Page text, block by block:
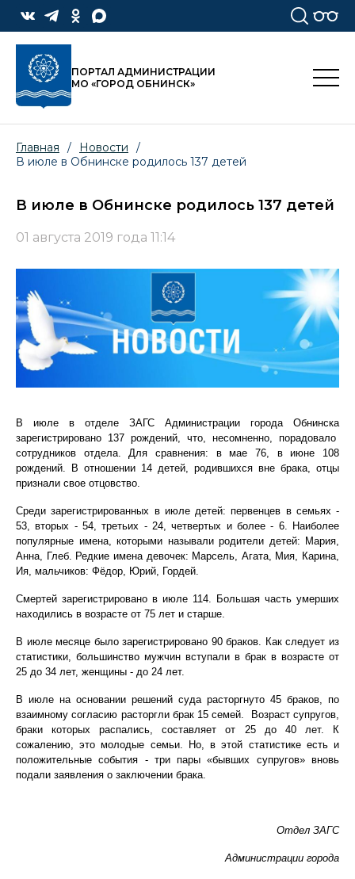
ПОРТАЛ АДМИНИСТРАЦИИ
МО «ГОРОД ОБНИНСК»
Главная / Новости
/
В июле в Обнинске родилось 137 детей
В июле в Обнинске родилось 137 детей
01 августа 2019 года 11:14
В июле в отделе ЗАГС Администрации города Обнинска
зарегистрировано 137 рождений, что, несомненно, порадовало
сотрудников отдела. Для сравнения: в мае 76, в июне 108
рождений. В отношении 14 детей, родившихся вне брака, отцы
признали свое отцовство.
Среди зарегистрированных в июле детей: первенцев в семьях -
53, вторых - 54, третьих - 24, четвертых и более - 6. Наиболее
популярные имена, которыми называли родители детей: Мария,
Анна, Глеб. Редкие имена девочек: Марсель, Агата, Мия, Карина,
Ия, мальчиков: Фёдор, Юрий, Гордей.
Смертей зарегистрировано в июле 114. Большая часть умерших
находились в возрасте от 75 лет и старше.
В июле месяце было зарегистрировано 90 браков. Как следует из
статистики, большинство мужчин вступали в брак в возрасте от
25 до 34 лет, женщины - до 24 лет.
В июле на основании решений суда расторгнуто 45 браков, по
взаимному согласию расторгли брак 15 семей. Возраст супругов,
браки которых распались, составляет от 25 до 40 лет. К
сожалению, это молодые семьи. Но, в этой статистике есть и
положительные события - три пары «бывших супругов» вновь
подали заявления о заключении брака.
Отдел ЗАГС
Администрации города